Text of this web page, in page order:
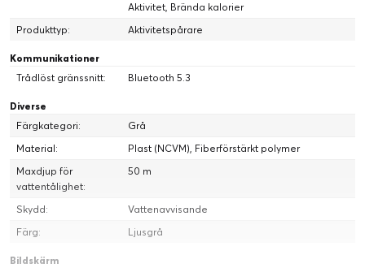
Aktivitet, Brända kalorier
Produkttyp:
Aktivitetspårare
Kommunikationer
Trådlöst gränssnitt:
Bluetooth 5.3
Diverse
Färgkategori:
Grå
Material:
Plast (NCVM), Fiberförstärkt polymer
Maxdjup för
vattentålighet:
50 m
Skydd:
Vattenavvisande
Färg:
Ljusgrå
Bildskärm